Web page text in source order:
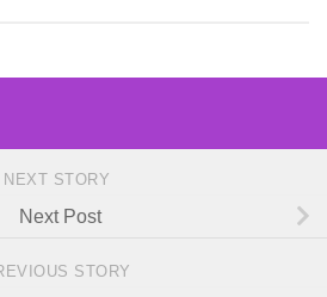
NEXT STORY
Next Post
STORY